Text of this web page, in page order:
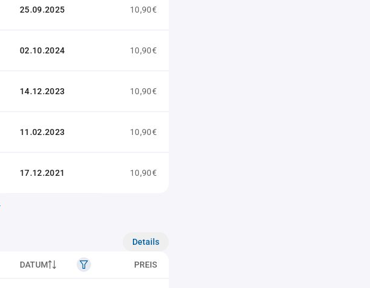
25.09.2025 10,90€
02.10.2024 10,90€
14.12.2023 10,90€
11.02.2023 10,90€
17.12.2021 10,90€
Details
DATUM PREIS